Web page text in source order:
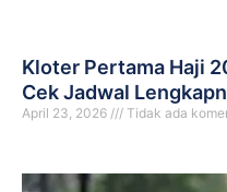
Kloter Pertama Haji
Cek Jadwal
April 23, 2026 Tidak ada